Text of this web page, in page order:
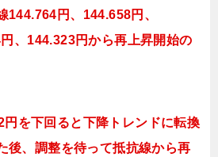
144.764 円、144.658円 、
円、144.323円から再上昇開始の
を下回ると下降トレンドに転換
後、調整を待って抵抗線から再